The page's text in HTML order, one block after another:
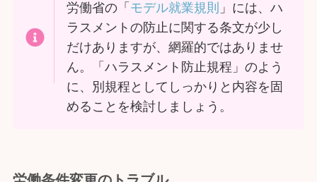
労働省の「 モデル就業規則 」には、ハ
ラスメントの防止に関する条文が少し
だけありますが、網羅的ではありませ
ん。「ハラスメント防止規程」のよう
に、別規程としてしっかりと内容を固
めることを検討しましょう。